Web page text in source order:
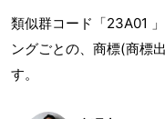
類似群コード「23A01
ングごとの、商標(商標
す。